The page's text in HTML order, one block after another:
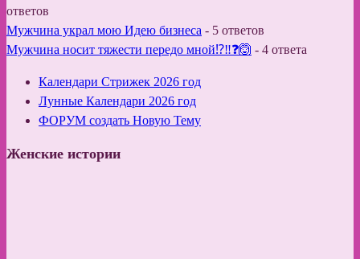
ответов
Мужчина украл мою Идею бизнеса - 5 ответов
Мужчина носит тяжести передо мной⁉️‼️❓🙆 - 4 ответа
Календари Стрижек 2026 год
Лунные Календари 2026 год
ФОРУМ создать Новую Тему
Женские истории